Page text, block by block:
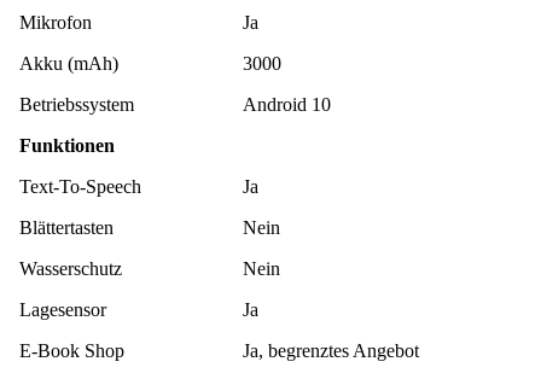
Mikrofon
Ja
Akku (mAh)
3000
Betriebssystem
Android 10
Funktionen
Text-To-Speech
Ja
Blättertasten
Nein
Wasserschutz
Nein
Lagesensor
Ja
E-Book Shop
Ja, begrenztes Angebot